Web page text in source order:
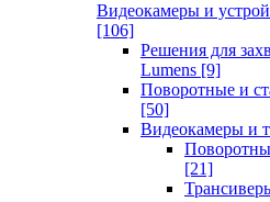
Видеокамеры и
[106]
Решения для
Lumens [9]
Поворотные и
[50]
Видеокамеры и
[21]